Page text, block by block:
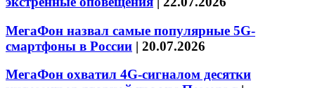
МегаФон назвал самые популярные 5G-
смартфоны в России | 20.07.2026
МегаФон охватил 4G-сигналом десятки